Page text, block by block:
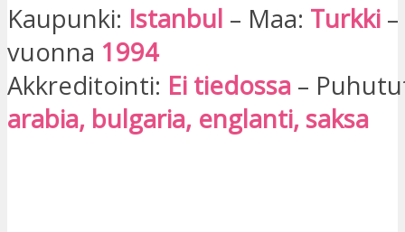
Kaupunki: Istanbul – Maa: Turkki
vuonna 1994
Akkreditointi: Ei tiedossa –
arabia, bulgaria, englanti, saksa